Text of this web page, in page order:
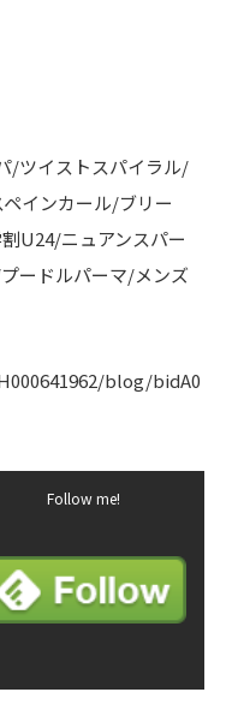
/ツイストスパイラル/
インカール/ブリー
U24/ニュアンスパー
ードルパーマ/メンズ
blog/bidA0
Follow me!